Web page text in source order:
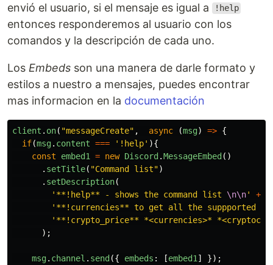
envió el usuario, si el mensaje es igual a
!help
entonces responderemos al usuario con los
comandos y la descripción de cada uno.
Los Embeds son una manera de darle formato y
estilos a nuestro a mensajes, puedes encontrar
mas informacion en la documentación
client . on( "messageCreate" , async (msg) => {
if(msg. content === ' !help' ){
const
embed1 = new Discord .MessageEmbed ()
. setTitle( "Command list")
. setDescription(
' **!help** - shows the command list \n\n'
+
' **!currencies** to get all the suppported
' **!crypto_price** *<currencies>*
);
msg. channel . send ({ embeds : [embed1 ]
});